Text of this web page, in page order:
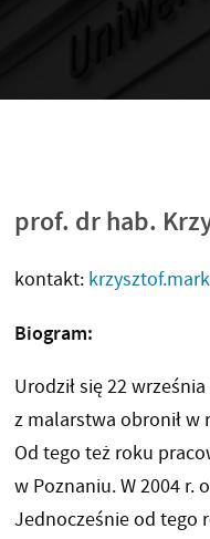
prof. dr hab.
kontakt:
Biogram:
Urodził się 22
z malarstwa obronił w
Od tego też roku
w Poznaniu. W 2004 r.
Jednocześnie od tego